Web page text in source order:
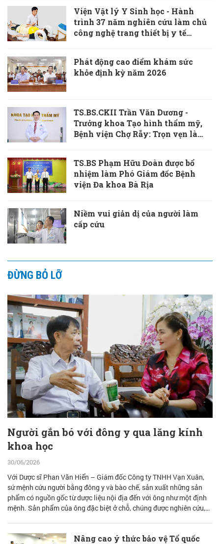
Viện Vật lý Y Sinh học - Hành
trình 37 năm nghiên cứu làm chủ
công nghệ trang thiết bị y tế
Phát động cao điểm khám sức
khỏe định kỳ năm 2026
TS.BS.CKII Trần Văn Dương -
Trưởng khoa Tạo hình thẩm mỹ,
Bệnh viện Chợ Rẫy: Trọn vẹn là
TS.BS Phạm Hữu Đoàn được bổ
nhiệm làm Phó Giám đốc Bệnh
viện Đa khoa Bà Rịa
Niềm vui giản dị của người làm
cấp cứu
ĐỪNG BỎ LỠ
Người gắn bó với đông y qua lăng kính
khoa học
30/06/2026
Với Dược sĩ Phan Văn Hiển – Giám đốc Công ty TNHH Vạn Xuân,
sứ mệnh cứu người bằng đông y và bào chế, sản xuất những sản
phẩm có nguồn gốc từ dược liệu nội địa đến với ông như một định
mệnh. Sản phẩm của ông đặc biệt ở chỗ, chúng được nghiên cứu,
Nâng cao ý thức bảo vệ Tổ quốc